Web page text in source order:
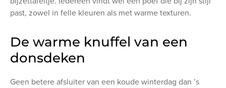
past, zowel in felle kleuren als met warme texturen.
De warme knuffel van een
donsdeken
Geen betere afsluiter van een koude winterdag dan ’s